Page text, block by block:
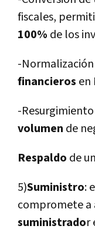
fiscales,
100% de los
-
financieros en
-
volumen de
Respaldo de
5)Suministro:
compromete a
suministrador